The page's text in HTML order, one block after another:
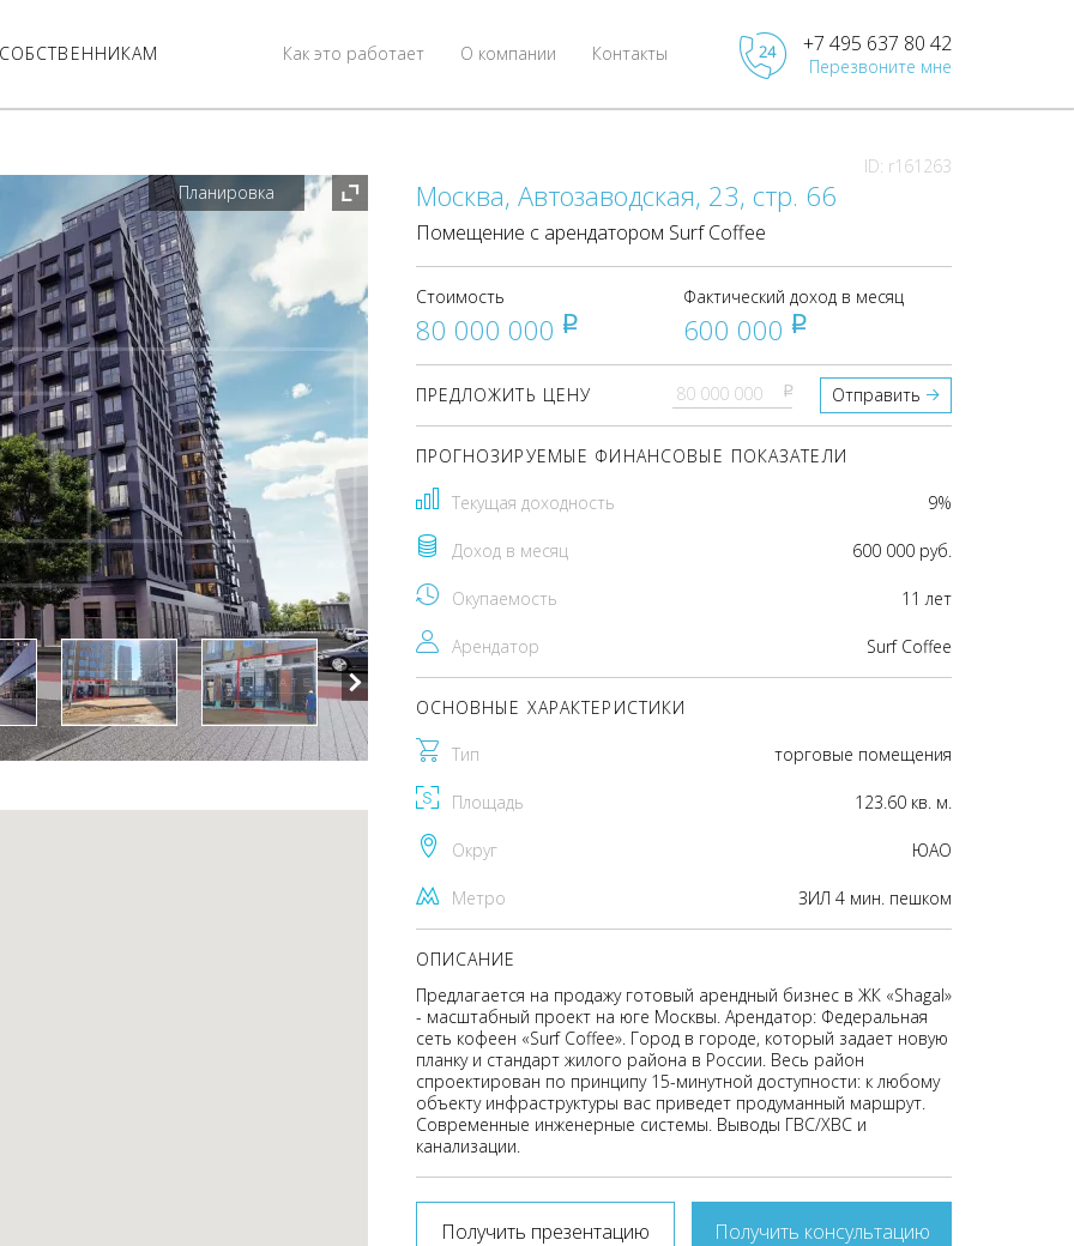
Контакты
О компании
Как это работает +7 495 637 80 42
Перезвоните мне
ID: r161263
Планировка
Москва, Автозаводская, 23, стр. 66
Помещение с арендатором Surf Coffee
Стоимость
80 000 000 pуб
Фактический доход в месяц
600 000 pуб
ПРЕДЛОЖИТЬ ЦЕНУ pуб Отправить
ПРОГНОЗИРУЕМЫЕ ФИНАНСОВЫЕ ПОКАЗАТЕЛИ
Текущая доходность 9%
Доход в месяц 600 000 руб.
Окупаемость 11 лет
Арендатор Surf Coffee
ОСНОВНЫЕ ХАРАКТЕРИСТИКИ
Тип торговые помещения
Площадь 123.60 кв. м.
Округ ЮАО
Метро ЗИЛ 4 мин. пешком
ОПИСАНИЕ
Предлагается на продажу готовый арендный бизнес в ЖК «Shagal»
- масштабный проект на юге Москвы. Арендатор: Федеральная
сеть кофеен «Surf Coffee». Город в городе, который задает новую
планку и стандарт жилого района в России. Весь район
спроектирован по принципу 15-минутной доступности: к любому
объекту инфраструктуры вас приведет продуманный маршрут.
Современные инженерные системы. Выводы ГВС/ХВС и
канализации.
Получить презентацию Получить консультацию